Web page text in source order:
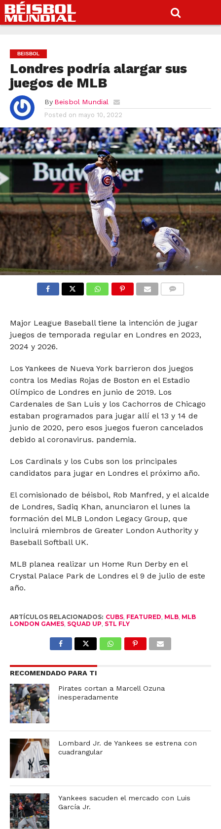
BEISBOL
Londres podría alargar sus
juegos de MLB
By Beisbol Mundial
Posted on mayo 10, 2022
Major League Baseball tiene la intención de jugar
juegos de temporada regular en Londres en 2023,
2024 y 2026.
Los Yankees de Nueva York barrieron dos juegos
contra los Medias Rojas de Boston en el Estadio
Olímpico de Londres en junio de 2019. Los
Cardenales de San Luis y los Cachorros de Chicago
estaban programados para jugar allí el 13 y 14 de
junio de 2020, pero esos juegos fueron cancelados
debido al coronavirus. pandemia.
Los Cardinals y los Cubs son los principales
candidatos para jugar en Londres el próximo año.
El comisionado de béisbol, Rob Manfred, y el alcalde
de Londres, Sadiq Khan, anunciaron el lunes la
formación del MLB London Legacy Group, que
incluirá miembros de Greater London Authority y
Baseball Softball UK.
MLB planea realizar un Home Run Derby en el
Crystal Palace Park de Londres el 9 de julio de este
año.
ARTÍCULOS RELACIONADOS: CUBS, FEATURED MLB, MLB
LONDON GAMES, SQUAD UP STL FLY
RECOMENDADO PARA TI
Pirates cortan a Marcell Ozuna
inesperadamente
Lombard Jr. de Yankees se estrena con
cuadrangular
Yankees sacuden el mercado con Luis
García Jr.